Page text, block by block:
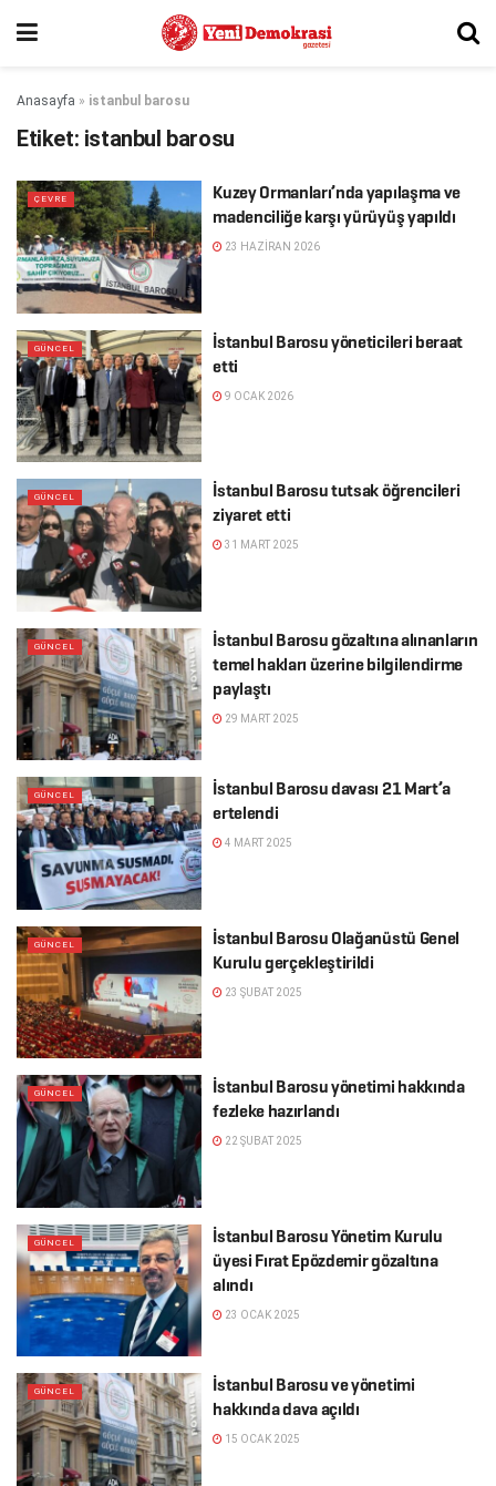
Anasayfa » istanbul barosu
Etiket: istanbul barosu
ÇEVRE
Kuzey Ormanları’nda yapılaşma ve
madenciliğe karşı yürüyüş yapıldı
23 HAZIRAN 2026
GÜNCEL
İstanbul Barosu yöneticileri beraat
etti
9 OCAK 2026
GÜNCEL
İstanbul Barosu tutsak öğrencileri
ziyaret etti
31 MART 2025
GÜNCEL
İstanbul Barosu gözaltına alınanların
temel hakları üzerine bilgilendirme
paylaştı
29 MART 2025
GÜNCEL
İstanbul Barosu davası 21 Mart’a
ertelendi
4 MART 2025
GÜNCEL
İstanbul Barosu Olağanüstü Genel
Kurulu gerçekleştirildi
23 ŞUBAT 2025
GÜNCEL
İstanbul Barosu yönetimi hakkında
fezleke hazırlandı
22 ŞUBAT 2025
GÜNCEL
İstanbul Barosu Yönetim Kurulu
üyesi Fırat Epözdemir gözaltına
alındı
23 OCAK 2025
GÜNCEL
İstanbul Barosu ve yönetimi
hakkında dava açıldı
15 OCAK 2025